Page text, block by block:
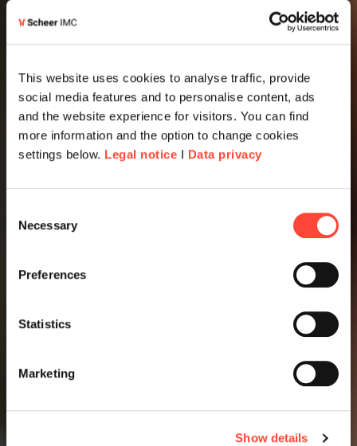
This website uses cookies to analyse traffic, provide
social media features and to personalise content, ads
and the website experience for visitors. You can find
more information and the option to change cookies
settings below. Legal notice I Data privacy
Selection
Necessary
Preferences
Statistics
Marketing
Show details